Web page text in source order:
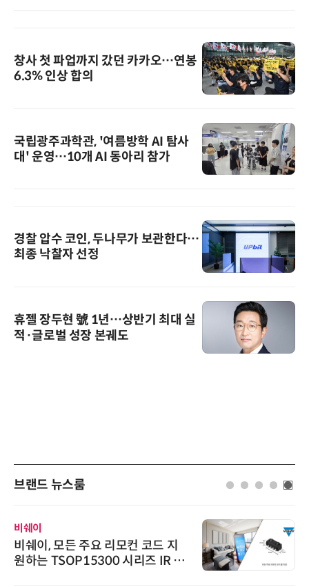
창사 첫 파업까지 갔던 카카오…연봉
6.3% 인상 합의
국립광주과학관, '여름방학 AI 탐사
대' 운영…10개 AI 동아리 참가
경찰 압수 코인, 두나무가 보관한다…
최종 낙찰자 선정
휴젤 장두현 號 1년…상반기 최대 실
적·글로벌 성장 본궤도
브랜드 뉴스룸
비쉐이
비쉐이, 모든 주요 리모컨 코드 지
원하는 TSOP15300 시리즈 IR 수